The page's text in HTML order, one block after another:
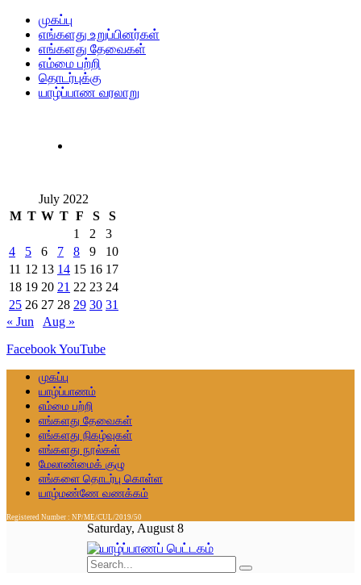
முகப்பு
எங்களது உறுப்பினர்கள்
எங்களது தேவைகள்
எம்மை பற்றி
தொடர்புக்கு
யாழ்ப்பாண வரலாறு
July 2022
M T W T F S
S
1
2
3
4
5 6 7 8 9
10
11 12 13 14 15 16 17
18 19 20 21 22 23 24
25 26 27 28 29 30 31
« Jun
Aug »
FacebookYouTube
முகப்பு
யாழ்ப்பாணம்
எம்மை பற்றி
எங்களது தேவைகள்
எங்களது நிகழ்வுகள்
எங்களது நூல்கள்
மேலாண்மைக் குழு
எங்களை தொடர்பு கொள்ள
யாழ்மண்ணே வணக்கம்
Registered Number : NP/ME/CUL/2019/50
Saturday, August 8